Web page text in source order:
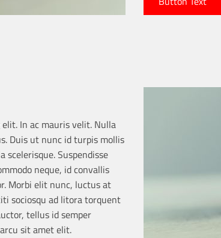
In ac mauris velit. Nulla
Duis ut nunc id turpis mollis
scelerisque. Suspendisse
neque, id convallis
Morbi elit nunc, luctus at
sociosqu ad litora torquent
tellus id semper
sit amet elit.